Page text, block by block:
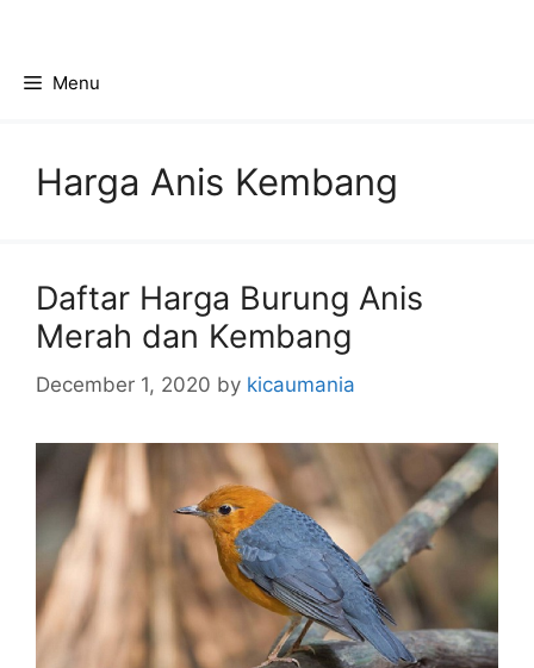
contentMenu
Harga Anis Kembang
Daftar Harga Burung Anis
Merah dan Kembang
December 1, 2020 by kicaumania